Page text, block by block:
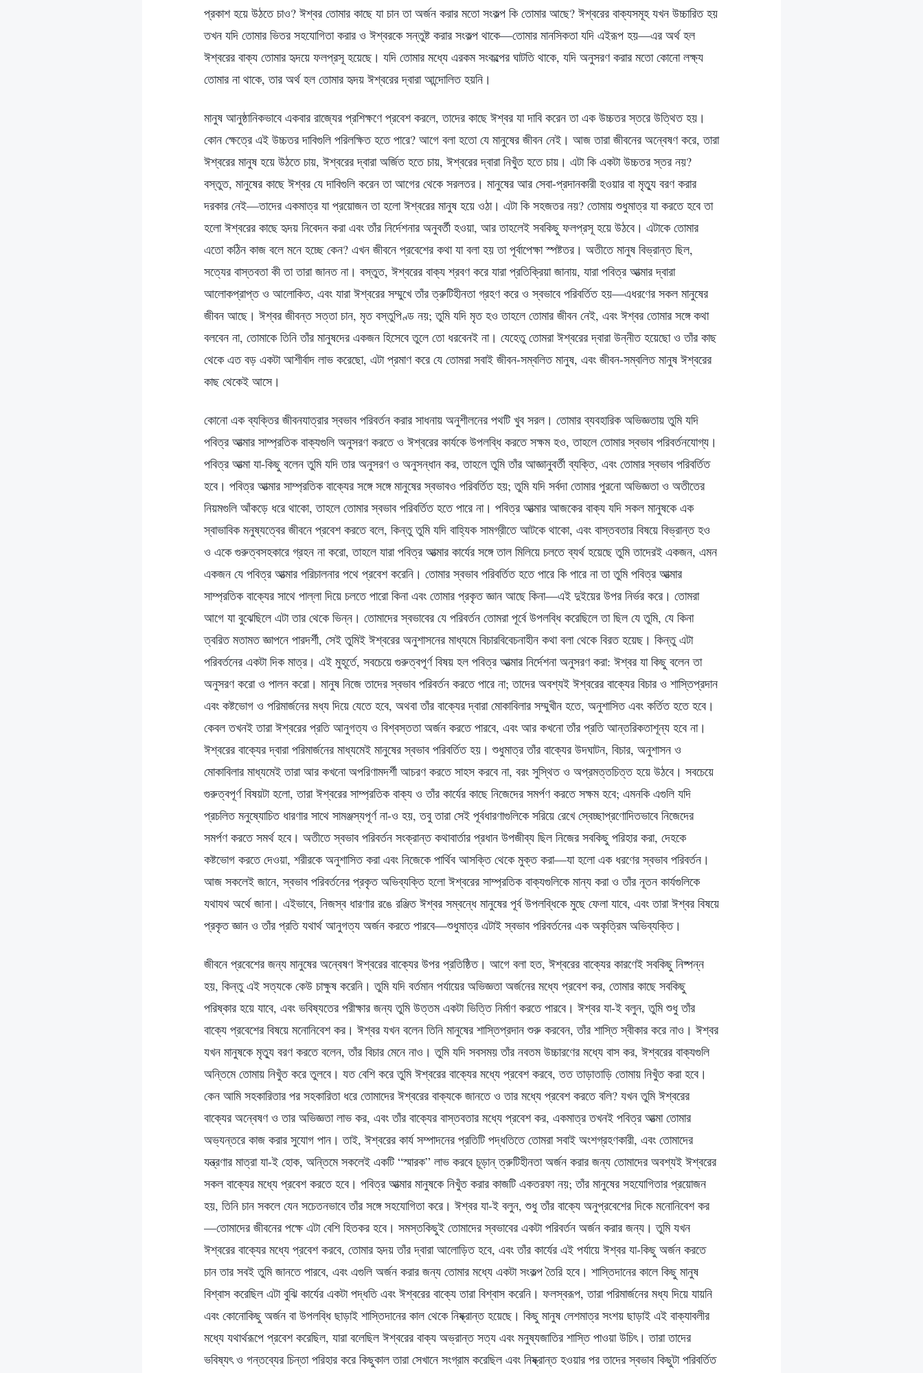
প্রকাশ হয়ে উঠতে চাও? ঈশ্বর তোমার কাছে যা চান তা অর্জন করার মতো সংকল্প কি তোমার আছে? ঈশ্বরের বাক্যসমূহ যখন উচ্চারিত হয়
তখন যদি তোমার ভিতর সহযোগিতা করার ও ঈশ্বরকে সন্তুষ্ট করার সংকল্প থাকে—তোমার মানসিকতা যদি এইরূপ হয়—এর অর্থ হল
ঈশ্বরের বাক্য তোমার হৃদয়ে ফলপ্রসূ হয়েছে। যদি তোমার মধ্যে এরকম সংকল্পের ঘাটতি থাকে, যদি অনুসরণ করার মতো কোনো লক্ষ্য
তোমার না থাকে, তার অর্থ হল তোমার হৃদয় ঈশ্বরের দ্বারা আন্দোলিত হয়নি।
মানুষ আনুষ্ঠানিকভাবে একবার রাজ্যের প্রশিক্ষণে প্রবেশ করলে, তাদের কাছে ঈশ্বর যা দাবি করেন তা এক উচ্চতর স্তরে উত্থিত হয়।
কোন ক্ষেত্রে এই উচ্চতর দাবিগুলি পরিলক্ষিত হতে পারে? আগে বলা হতো যে মানুষের জীবন নেই। আজ তারা জীবনের অন্বেষণ করে, তারা
ঈশ্বরের মানুষ হয়ে উঠতে চায়, ঈশ্বরের দ্বারা অর্জিত হতে চায়, ঈশ্বরের দ্বারা নিখুঁত হতে চায়। এটা কি একটা উচ্চতর স্তর নয়?
বস্তুত, মানুষের কাছে ঈশ্বর যে দাবিগুলি করেন তা আগের থেকে সরলতর। মানুষের আর সেবা-প্রদানকারী হওয়ার বা মৃত্যু বরণ করার
দরকার নেই—তাদের একমাত্র যা প্রয়োজন তা হলো ঈশ্বরের মানুষ হয়ে ওঠা। এটা কি সহজতর নয়? তোমায় শুধুমাত্র যা করতে হবে তা
হলো ঈশ্বরের কাছে হৃদয় নিবেদন করা এবং তাঁর নির্দেশনার অনুবর্তী হওয়া, আর তাহলেই সবকিছু ফলপ্রসূ হয়ে উঠবে। এটাকে তোমার
এতো কঠিন কাজ বলে মনে হচ্ছে কেন? এখন জীবনে প্রবেশের কথা যা বলা হয় তা পূর্বাপেক্ষা স্পষ্টতর। অতীতে মানুষ বিভ্রান্ত ছিল,
সত্যের বাস্তবতা কী তা তারা জানত না। বস্তুত, ঈশ্বরের বাক্য শ্রবণ করে যারা প্রতিক্রিয়া জানায়, যারা পবিত্র আত্মার দ্বারা
আলোকপ্রাপ্ত ও আলোকিত, এবং যারা ঈশ্বরের সম্মুখে তাঁর ত্রুটিহীনতা গ্রহণ করে ও স্বভাবে পরিবর্তিত হয়—এধরণের সকল মানুষের
জীবন আছে। ঈশ্বর জীবন্ত সত্তা চান, মৃত বস্তুপিণ্ড নয়; তুমি যদি মৃত হও তাহলে তোমার জীবন নেই, এবং ঈশ্বর তোমার সঙ্গে কথা
বলবেন না, তোমাকে তিনি তাঁর মানুষদের একজন হিসেবে তুলে তো ধরবেনই না। যেহেতু তোমরা ঈশ্বরের দ্বারা উন্নীত হয়েছো ও তাঁর কাছ
থেকে এত বড় একটা আশীর্বাদ লাভ করেছো, এটা প্রমাণ করে যে তোমরা সবাই জীবন-সম্বলিত মানুষ, এবং জীবন-সম্বলিত মানুষ ঈশ্বরের
কাছ থেকেই আসে।
কোনো এক ব্যক্তির জীবনযাত্রার স্বভাব পরিবর্তন করার সাধনায় অনুশীলনের পথটি খুব সরল। তোমার ব্যবহারিক অভিজ্ঞতায় তুমি যদি
পবিত্র আত্মার সাম্প্রতিক বাক্যগুলি অনুসরণ করতে ও ঈশ্বরের কার্যকে উপলব্ধি করতে সক্ষম হও, তাহলে তোমার স্বভাব পরিবর্তনযোগ্য।
পবিত্র আত্মা যা-কিছু বলেন তুমি যদি তার অনুসরণ ও অনুসন্ধান কর, তাহলে তুমি তাঁর আজ্ঞানুবর্তী ব্যক্তি, এবং তোমার স্বভাব পরিবর্তিত
হবে। পবিত্র আত্মার সাম্প্রতিক বাক্যের সঙ্গে সঙ্গে মানুষের স্বভাবও পরিবর্তিত হয়; তুমি যদি সর্বদা তোমার পুরনো অভিজ্ঞতা ও অতীতের
নিয়মগুলি আঁকড়ে ধরে থাকো, তাহলে তোমার স্বভাব পরিবর্তিত হতে পারে না। পবিত্র আত্মার আজকের বাক্য যদি সকল মানুষকে এক
স্বাভাবিক মনুষ্যত্বের জীবনে প্রবেশ করতে বলে, কিন্তু তুমি যদি বাহ্যিক সামগ্রীতে আটকে থাকো, এবং বাস্তবতার বিষয়ে বিভ্রান্ত হও
ও একে গুরুত্বসহকারে গ্রহন না করো, তাহলে যারা পবিত্র আত্মার কার্যের সঙ্গে তাল মিলিয়ে চলতে ব্যর্থ হয়েছে তুমি তাদেরই একজন, এমন
একজন যে পবিত্র আত্মার পরিচালনার পথে প্রবেশ করেনি। তোমার স্বভাব পরিবর্তিত হতে পারে কি পারে না তা তুমি পবিত্র আত্মার
সাম্প্রতিক বাক্যের সাথে পাল্লা দিয়ে চলতে পারো কিনা এবং তোমার প্রকৃত জ্ঞান আছে কিনা—এই দুইয়ের উপর নির্ভর করে। তোমরা
আগে যা বুঝেছিলে এটা তার থেকে ভিন্ন। তোমাদের স্বভাবের যে পরিবর্তন তোমরা পূর্বে উপলব্ধি করেছিলে তা ছিল যে তুমি, যে কিনা
ত্বরিত মতামত জ্ঞাপনে পারদর্শী, সেই তুমিই ঈশ্বরের অনুশাসনের মাধ্যমে বিচারবিবেচনাহীন কথা বলা থেকে বিরত হয়েছ। কিন্তু এটা
পরিবর্তনের একটা দিক মাত্র। এই মুহূর্তে, সবচেয়ে গুরুত্বপূর্ণ বিষয় হল পবিত্র আত্মার নির্দেশনা অনুসরণ করা: ঈশ্বর যা কিছু বলেন তা
অনুসরণ করো ও পালন করো। মানুষ নিজে তাদের স্বভাব পরিবর্তন করতে পারে না; তাদের অবশ্যই ঈশ্বরের বাক্যের বিচার ও শাস্তিপ্রদান
এবং কষ্টভোগ ও পরিমার্জনের মধ্য দিয়ে যেতে হবে, অথবা তাঁর বাক্যের দ্বারা মোকাবিলার সম্মুখীন হতে, অনুশাসিত এবং কর্তিত হতে হবে।
কেবল তখনই তারা ঈশ্বরের প্রতি আনুগত্য ও বিশ্বস্ততা অর্জন করতে পারবে, এবং আর কখনো তাঁর প্রতি আন্তরিকতাশূন্য হবে না।
ঈশ্বরের বাক্যের দ্বারা পরিমার্জনের মাধ্যমেই মানুষের স্বভাব পরিবর্তিত হয়। শুধুমাত্র তাঁর বাক্যের উদঘাটন, বিচার, অনুশাসন ও
মোকাবিলার মাধ্যমেই তারা আর কখনো অপরিণামদর্শী আচরণ করতে সাহস করবে না, বরং সুস্থিত ও অপ্রমত্তচিত্ত হয়ে উঠবে। সবচেয়ে
গুরুত্বপূর্ণ বিষয়টা হলো, তারা ঈশ্বরের সাম্প্রতিক বাক্য ও তাঁর কার্যের কাছে নিজেদের সমর্পণ করতে সক্ষম হবে; এমনকি এগুলি যদি
প্রচলিত মনুষ্যোচিত ধারণার সাথে সামঞ্জস্যপূর্ণ না-ও হয়, তবু তারা সেই পূর্বধারণাগুলিকে সরিয়ে রেখে স্বেচ্ছাপ্রণোদিতভাবে নিজেদের
সমর্পণ করতে সমর্থ হবে। অতীতে স্বভাব পরিবর্তন সংক্রান্ত কথাবার্তার প্রধান উপজীব্য ছিল নিজের সবকিছু পরিহার করা, দেহকে
কষ্টভোগ করতে দেওয়া, শরীরকে অনুশাসিত করা এবং নিজেকে পার্থিব আসক্তি থেকে মুক্ত করা—যা হলো এক ধরণের স্বভাব পরিবর্তন।
আজ সকলেই জানে, স্বভাব পরিবর্তনের প্রকৃত অভিব্যক্তি হলো ঈশ্বরের সাম্প্রতিক বাক্যগুলিকে মান্য করা ও তাঁর নূতন কার্যগুলিকে
যথাযথ অর্থে জানা। এইভাবে, নিজস্ব ধারণার রঙে রঞ্জিত ঈশ্বর সম্বন্ধে মানুষের পূর্ব উপলব্ধিকে মুছে ফেলা যাবে, এবং তারা ঈশ্বর বিষয়ে
প্রকৃত জ্ঞান ও তাঁর প্রতি যথার্থ আনুগত্য অর্জন করতে পারবে—শুধুমাত্র এটাই স্বভাব পরিবর্তনের এক অকৃত্রিম অভিব্যক্তি।
জীবনে প্রবেশের জন্য মানুষের অন্বেষণ ঈশ্বরের বাক্যের উপর প্রতিষ্ঠিত। আগে বলা হত, ঈশ্বরের বাক্যের কারণেই সবকিছু নিষ্পন্ন
হয়, কিন্তু এই সত্যকে কেউ চাক্ষুষ করেনি। তুমি যদি বর্তমান পর্যায়ের অভিজ্ঞতা অর্জনের মধ্যে প্রবেশ কর, তোমার কাছে সবকিছু
পরিষ্কার হয়ে যাবে, এবং ভবিষ্যতের পরীক্ষার জন্য তুমি উত্তম একটা ভিত্তি নির্মাণ করতে পারবে। ঈশ্বর যা-ই বলুন, তুমি শুধু তাঁর
বাক্যে প্রবেশের বিষয়ে মনোনিবেশ কর। ঈশ্বর যখন বলেন তিনি মানুষের শাস্তিপ্রদান শুরু করবেন, তাঁর শাস্তি স্বীকার করে নাও। ঈশ্বর
যখন মানুষকে মৃত্যু বরণ করতে বলেন, তাঁর বিচার মেনে নাও। তুমি যদি সবসময় তাঁর নবতম উচ্চারণের মধ্যে বাস কর, ঈশ্বরের বাক্যগুলি
অন্তিমে তোমায় নিখুঁত করে তুলবে। যত বেশি করে তুমি ঈশ্বরের বাক্যের মধ্যে প্রবেশ করবে, তত তাড়াতাড়ি তোমায় নিখুঁত করা হবে।
কেন আমি সহকারিতার পর সহকারিতা ধরে তোমাদের ঈশ্বরের বাক্যকে জানতে ও তার মধ্যে প্রবেশ করতে বলি? যখন তুমি ঈশ্বরের
বাক্যের অন্বেষণ ও তার অভিজ্ঞতা লাভ কর, এবং তাঁর বাক্যের বাস্তবতার মধ্যে প্রবেশ কর, একমাত্র তখনই পবিত্র আত্মা তোমার
অভ্যন্তরে কাজ করার সুযোগ পান। তাই, ঈশ্বরের কার্য সম্পাদনের প্রতিটি পদ্ধতিতে তোমরা সবাই অংশগ্রহণকারী, এবং তোমাদের
যন্ত্রণার মাত্রা যা-ই হোক, অন্তিমে সকলেই একটি “স্মারক” লাভ করবে চূড়ান্ ত্রুটিহীনতা অর্জন করার জন্য তোমাদের অবশ্যই ঈশ্বরের
সকল বাক্যের মধ্যে প্রবেশ করতে হবে। পবিত্র আত্মার মানুষকে নিখুঁত করার কাজটি একতরফা নয়; তাঁর মানুষের সহযোগিতার প্রয়োজন
হয়, তিনি চান সকলে যেন সচেতনভাবে তাঁর সঙ্গে সহযোগিতা করে। ঈশ্বর যা-ই বলুন, শুধু তাঁর বাক্যে অনুপ্রবেশের দিকে মনোনিবেশ কর
—তোমাদের জীবনের পক্ষে এটা বেশি হিতকর হবে। সমস্তকিছুই তোমাদের স্বভাবের একটা পরিবর্তন অর্জন করার জন্য। তুমি যখন
ঈশ্বরের বাক্যের মধ্যে প্রবেশ করবে, তোমার হৃদয় তাঁর দ্বারা আলোড়িত হবে, এবং তাঁর কার্যের এই পর্যায়ে ঈশ্বর যা-কিছু অর্জন করতে
চান তার সবই তুমি জানতে পারবে, এবং এগুলি অর্জন করার জন্য তোমার মধ্যে একটা সংকল্প তৈরি হবে। শাস্তিদানের কালে কিছু মানুষ
বিশ্বাস করেছিল এটা বুঝি কার্যের একটা পদ্ধতি এবং ঈশ্বরের বাক্যে তারা বিশ্বাস করেনি। ফলস্বরূপ, তারা পরিমার্জনের মধ্য দিয়ে যায়নি
এবং কোনোকিছু অর্জন বা উপলব্ধি ছাড়াই শাস্তিদানের কাল থেকে নিষ্ক্রান্ত হয়েছে। কিছু মানুষ লেশমাত্র সংশয় ছাড়াই এই বাক্যাবলীর
মধ্যে যথার্থরূপে প্রবেশ করেছিল, যারা বলেছিল ঈশ্বরের বাক্য অভ্রান্ত সত্য এবং মনুষ্যজাতির শাস্তি পাওয়া উচিৎ। তারা তাদের
ভবিষ্যৎ ও গন্তব্যের চিন্তা পরিহার করে কিছুকাল তারা সেখানে সংগ্রাম করেছিল এবং নিষ্ক্রান্ত হওয়ার পর তাদের স্বভাব কিছুটা পরিবর্তিত